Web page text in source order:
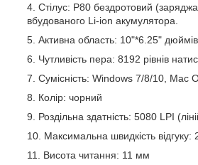
Стілус: P80 бездротовий
вбудованого Li-ion акумулятора.
Активна область: 10"*6.25"
Чутливість пера: 8192 рівнів
Сумісність: Windows 7/8/10, Mac
Колір: чорний
Роздільна здатність: 5080 LPI
Максимальна швидкість відгуку:
Висота читання: 11 мм